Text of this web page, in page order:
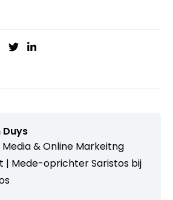
Duys
Media & Online Markeitng
| Mede-oprichter Saristos bij